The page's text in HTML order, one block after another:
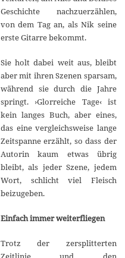
Geschichte nachzuerzählen,
von dem Tag an, als Nik seine
erste Gitarre bekommt.
Sie holt dabei weit aus, bleibt
aber mit ihren Szenen sparsam,
während sie durch die Jahre
springt. ›Glorreiche Tage‹ ist
kein langes Buch, aber eines,
das eine vergleichsweise lange
Zeitspanne erzählt, so dass der
Autorin kaum etwas übrig
bleibt, als jeder Szene, jedem
Wort, schlicht viel Fleisch
beizugeben.
Einfach immer weiterfliegen
Trotz der zersplitterten